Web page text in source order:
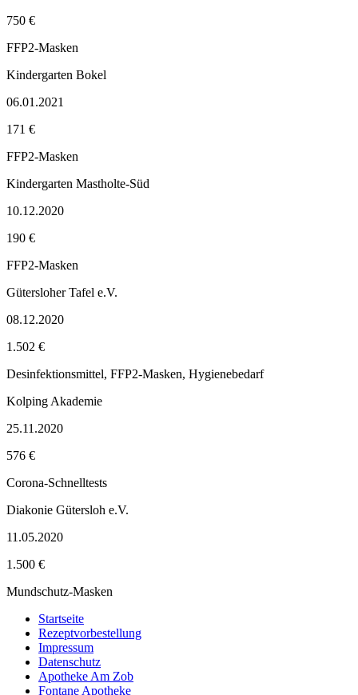
750 €
FFP2-Masken
Kindergarten Bokel
06.01.2021
171 €
FFP2-Masken
Kindergarten Mastholte-Süd
10.12.2020
190 €
FFP2-Masken
Gütersloher Tafel e.V.
08.12.2020
1.502 €
Desinfektionsmittel, FFP2-Masken, Hygienebedarf
Kolping Akademie
25.11.2020
576 €
Corona-Schnelltests
Diakonie Gütersloh e.V.
11.05.2020
1.500 €
Mundschutz-Masken
Startseite
Rezeptvorbestellung
Impressum
Datenschutz
Apotheke Am Zob
Fontane Apotheke